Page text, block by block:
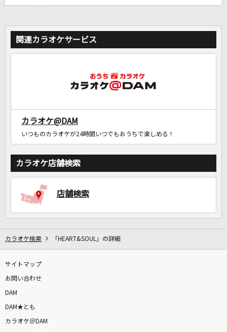
家族や友達と一緒に！練習にも！
関連カラオケサービス
カラオケ@DAM
いつものカラオケが24時間いつでもおうちで楽しめる！
カラオケ店舗検索
店舗検索
カラオケ検索 「HEART&SOUL」の詳細
サイトマップ
お問い合わせ
DAM
DAM★とも
カラオケ＠DAM